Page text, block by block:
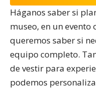
Háganos saber si
museo, en un evento
queremos saber si
equipo completo.
de vestir para
podemos